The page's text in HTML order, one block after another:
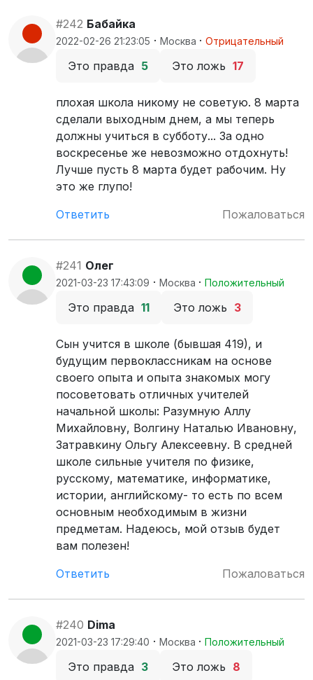
#242 Бабайка
2022-02-26 21:23:05 · Москва · Отрицательный
Это правда 5 Это ложь 17
плохая школа никому не советую. 8 марта
сделали выходным днем, а мы теперь
должны учиться в субботу... За одно
воскресенье же невозможно отдохнуть!
Лучше пусть 8 марта будет рабочим. Ну
это же глупо!
Ответить
Пожаловаться
#241 Олег
2021-03-23 17:43:09 · Москва · Положительный
Это правда 11 Это ложь 3
Сын учится в школе (бывшая 419), и
будущим первоклассникам на основе
своего опыта и опыта знакомых могу
посоветовать отличных учителей
начальной школы: Разумную Аллу
Михайловну, Волгину Наталью Ивановну,
Затравкину Ольгу Алексеевну. В средней
школе сильные учителя по физике,
русскому, математике, информатике,
истории, английскому- то есть по всем
основным необходимым в жизни
предметам. Надеюсь, мой отзыв будет
вам полезен!
Ответить
Пожаловаться
#240 Dima
2021-03-23 17:29:40 · Москва · Положительный
Это правда 3 Это ложь 8